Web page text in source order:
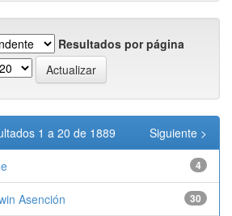
Resultados por página
1 a 20 de 1889 Siguiente >
4
Asención 30